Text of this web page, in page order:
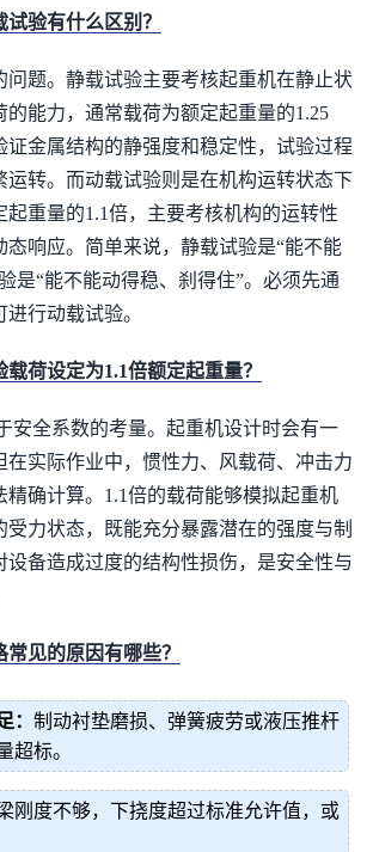
验有什么区别？
问题。静载试验主要考核起重机在静止状
的能力，通常载荷为额定起重量的1.25
证金属结构的静强度和稳定性，试验过程
运转。而动载试验则是在机构运转状态下
起重量的1.1倍，主要考核机构的运转性
态响应。简单来说，静载试验是“能不能
是“能不能动得稳、刹得住”。必须先通
行动载试验。
荷设定为1.1倍额定起重量？
安全系数的考量。起重机设计时会有一
在实际作业中，惯性力、风载荷、冲击力
精确计算。1.1倍的载荷能够模拟起重机
受力状态，既能充分暴露潜在的强度与制
设备造成过度的结构性损伤，是安全性与
见的原因有哪些？
： 制动衬垫磨损、弹簧疲劳或液压推杆
超标。
刚度不够，下挠度超过标准允许值，或